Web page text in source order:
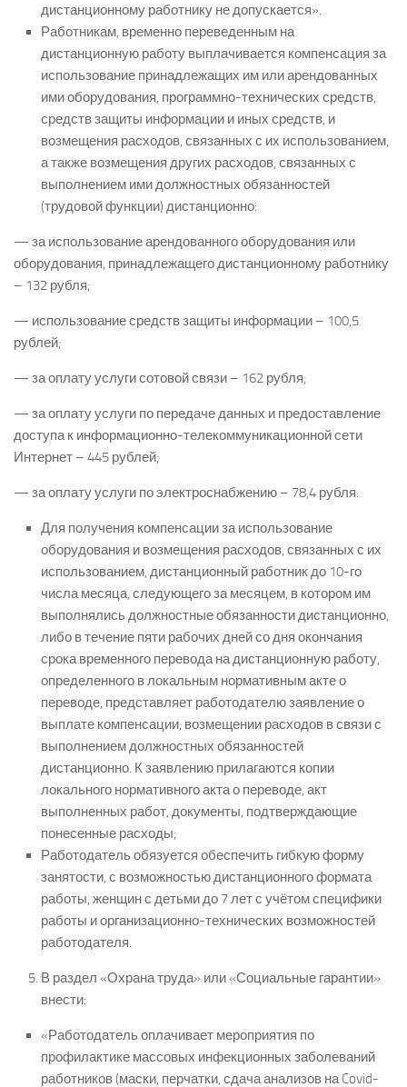
дистанционному работнику не допускается».
Работникам, временно переведенным на
дистанционную работу выплачивается компенсация за
использование принадлежащих им или арендованных
ими оборудования, программно-технических средств,
средств защиты информации и иных средств, и
возмещения расходов, связанных с их использованием,
а также возмещения других расходов, связанных с
выполнением ими должностных обязанностей
(трудовой функции) дистанционно:
— за использование арендованного оборудования или
оборудования, принадлежащего дистанционному работнику
– 132 рубля;
— использование средств защиты информации – 100,5
рублей;
— за оплату услуги сотовой связи – 162 рубля;
— за оплату услуги по передаче данных и предоставление
доступа к информационно-телекоммуникационной сети
Интернет – 445 рублей;
— за оплату услуги по электроснабжению – 78,4 рубля.
Для получения компенсации за использование
оборудования и возмещения расходов, связанных с их
использованием, дистанционный работник до 10-го
числа месяца, следующего за месяцем, в котором им
выполнялись должностные обязанности дистанционно,
либо в течение пяти рабочих дней со дня окончания
срока временного перевода на дистанционную работу,
определенного в локальным нормативным акте о
переводе, представляет работодателю заявление о
выплате компенсации, возмещении расходов в связи с
выполнением должностных обязанностей
дистанционно. К заявлению прилагаются копии
локального нормативного акта о переводе, акт
выполненных работ, документы, подтверждающие
понесенные расходы;
Работодатель обязуется обеспечить гибкую форму
занятости, с возможностью дистанционного формата
работы, женщин с детьми до 7 лет с учётом специфики
работы и организационно-технических возможностей
работодателя.
В раздел «Охрана труда» или «Социальные гарантии»
внести:
«Работодатель оплачивает мероприятия по
профилактике массовых инфекционных заболеваний
работников (маски, перчатки, сдача анализов на Covid-